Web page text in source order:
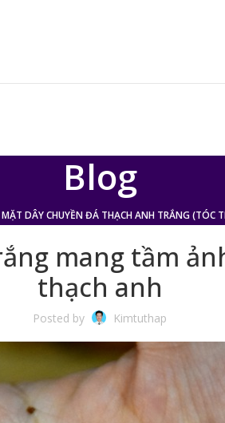
Blog
MẶT DÂY CHUYỀN ĐÁ THẠCH ANH TRẮNG (TÓC
mang tầm
thạch anh
Posted by Kimtuthap